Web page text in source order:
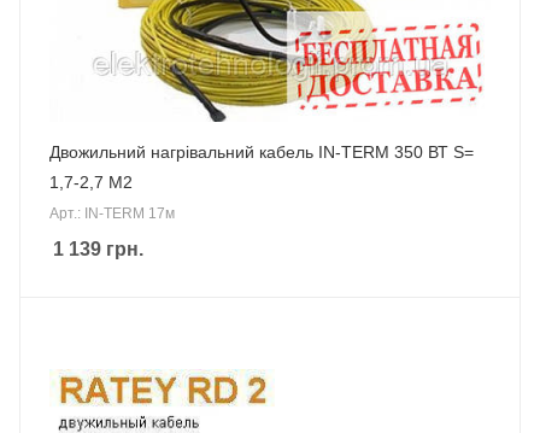
Двожильний нагрівальний кабель IN-TERM 350 ВТ S=
1,7-2,7 М2
Арт.: IN-TERM 17м
1 139 грн.